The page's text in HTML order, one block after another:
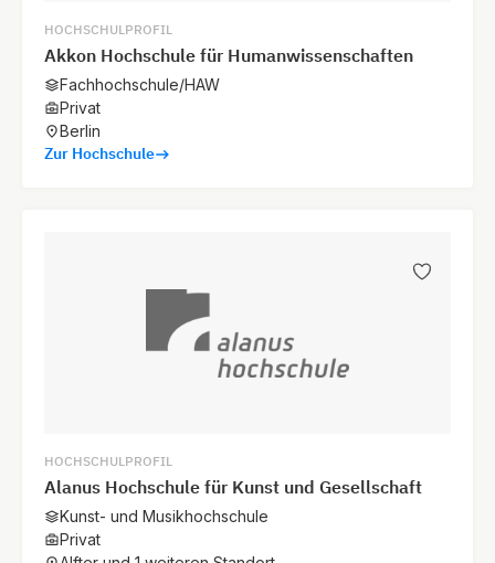
HOCHSCHULPROFIL
Akkon Hochschule für Humanwissenschaften
Fachhochschule/HAW
Privat
Berlin
Zur Hochschule
HOCHSCHULPROFIL
Alanus Hochschule für Kunst und Gesellschaft
Kunst- und Musikhochschule
Privat